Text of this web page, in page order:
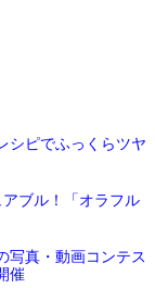
シピでふっくらツヤ
ブル！「オラフル
写真・動画コンテス
催